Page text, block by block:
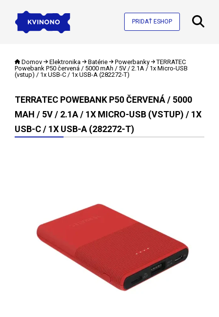
PRIDAŤ ESHOP
Domov Elektronika Batérie Powerbanky
TERRATEC
Powebank P50 červená / 5000 mAh / 5V / 2.1A / 1x Micro-USB
(vstup) / 1x USB-C / 1x USB-A (282272-T)
TERRATEC POWEBANK P50 ČERVENÁ / 5000
MAH / 5V / 2.1A / 1X MICRO-USB (VSTUP) / 1X
USB-C / 1X USB-A (282272-T)